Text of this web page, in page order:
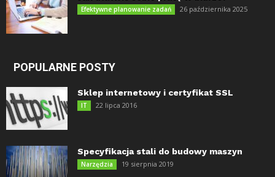
Efektywne planowanie zadań 26 października 2025
POPULARNE POSTY
Sklep internetowy i certyfikat SSL
IT 22 lipca 2016
Specyfikacja stali do budowy maszyn
Narzędzia 19 sierpnia 2019